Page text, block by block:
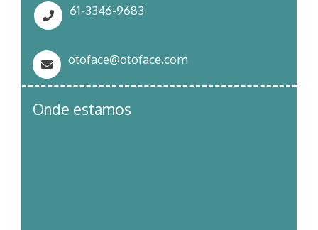
61-3346-9683
otoface@otoface.com
Onde estamos